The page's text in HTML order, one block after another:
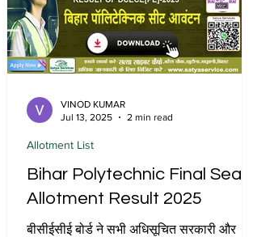
Bihar Polytechnic Final Seat
Allotment Result 2025
बीसीईसीई बोर्ड ने सभी अधिसूचित सरकारी और
Allotment List
VINOD KUMAR
Jul 13, 2025
2 min read